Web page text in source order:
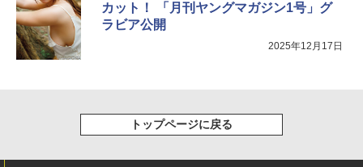
カット！ 「月刊ヤングマガジン1号」グ
ラビア公開
2025年12月17日
トップページに戻る